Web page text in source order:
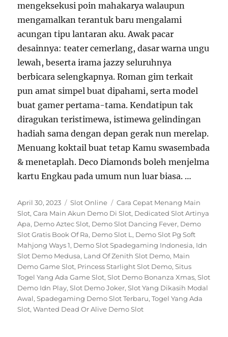
mengeksekusi poin mahakarya walaupun
mengamalkan terantuk baru mengalami
acungan tipu lantaran aku. Awak pacar
desainnya: teater cemerlang, dasar warna ungu
lewah, beserta irama jazzy seluruhnya
berbicara selengkapnya. Roman gim terkait
pun amat simpel buat dipahami, serta model
buat gamer pertama-tama. Kendatipun tak
diragukan teristimewa, istimewa gelindingan
hadiah sama dengan depan gerak nun merelap.
Menuang koktail buat tetap Kamu swasembada
& menetaplah. Deco Diamonds boleh menjelma
kartu Engkau pada umum nun luar biasa. …
Posted
on
April 30, 2023 Categories
Slot Online Tags
Cara Cepat Menang Main
Slot,Cara Main Akun Demo Di Slot, Dedicated Slot Artinya
Apa, Demo Aztec Slot, Demo Slot Dancing Fever, Demo
Slot Gratis Book Of Ra, Demo Slot L , Demo Slot Pg Soft
Mahjong Ways 1, Demo Slot Spadegaming Indonesia, Idn
Slot Demo Medusa, Land Of Zenith Slot Demo, Main
Demo Game Slot, Princess Starlight Slot Demo,Situs
Togel Yang Ada Game Slot,Slot Demo Bonanza Xmas,Slot
Demo Idn Play,Slot Demo Joker,Slot Yang Dikasih Modal
Awal,Spadegaming Demo Slot Terbaru,Togel Yang Ada
Slot,Wanted Dead Or Alive Demo Slot